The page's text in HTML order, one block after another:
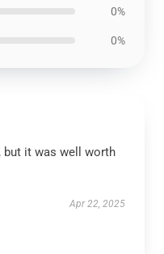
0%
0%
but it was well worth
Apr 22, 2025